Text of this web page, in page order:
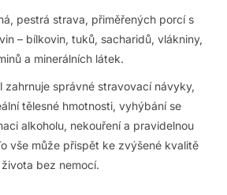
pestrá strava, přiměřených porcí s
– bílkovin, tuků, sacharidů, vlákniny,
a minerálních látek.
správné stravovací návyky,
tělesné hmotnosti, vyhýbání se
alkoholu, nekouření a pravidelnou
vše může přispět ke zvýšené kvalitě
života bez nemocí.